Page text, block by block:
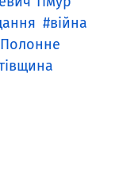
війна
Полонне